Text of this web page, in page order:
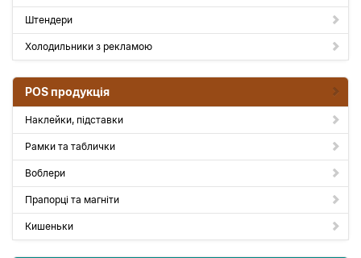
Штендери
Холодильники з рекламою
POS продукція
Наклейки, підставки
Рамки та таблички
Воблери
Прапорці та магніти
Кишеньки